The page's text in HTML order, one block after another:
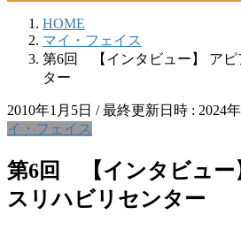
HOME
マイ・フェイス
第6回 【インタビュー】 アピ
ター
2010年1月5日 / 最終更新日時 : 2024
イ・フェイス
第6回 【インタビュー
スリハビリセンター